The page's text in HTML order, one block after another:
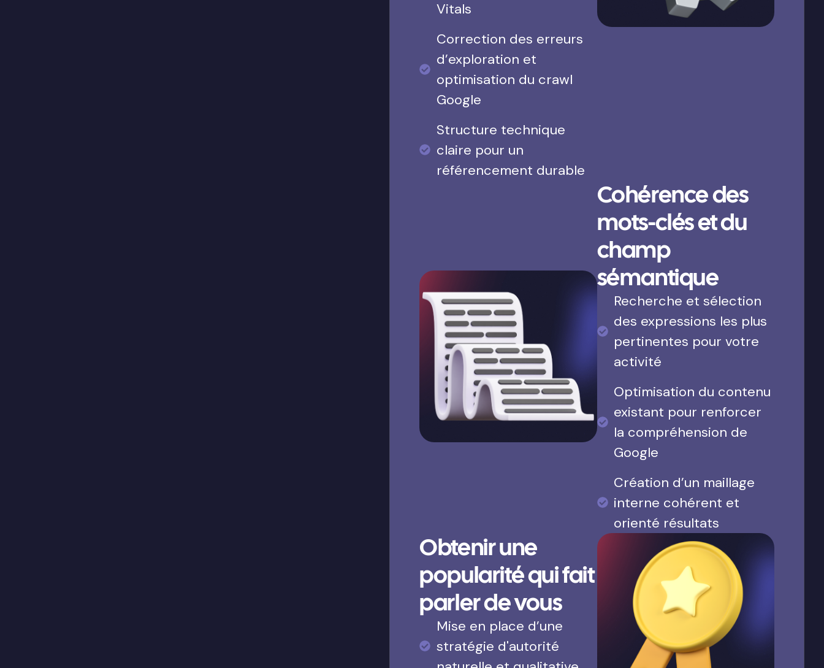
Vitals
Correction des erreurs
d’exploration et
optimisation du crawl
Google
Structure technique
claire pour un
référencement durable
Cohérence des
mots-clés et du
champ
sémantique
Recherche et sélection
des expressions les plus
pertinentes pour votre
activité
Optimisation du contenu
existant pour renforcer
la compréhension de
Google
Création d’un maillage
interne cohérent et
orienté résultats
Obtenir une
popularité qui fait
parler de vous
Mise en place d’une
stratégie d'autorité